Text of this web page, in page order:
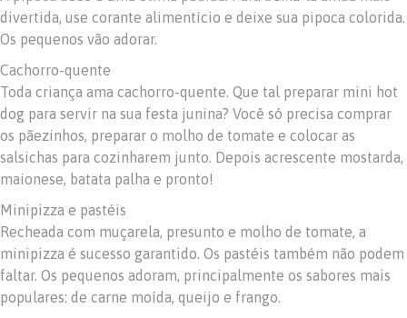
divertida, use corante alimentício e deixe sua pipoca colorida.
Os pequenos vão adorar.
Cachorro-quente
Toda criança ama cachorro-quente. Que tal preparar mini hot
dog para servir na sua festa junina? Você só precisa comprar
os pãezinhos, preparar o molho de tomate e colocar as
salsichas para cozinharem junto. Depois acrescente mostarda,
maionese, batata palha e pronto!
Minipizza e pastéis
Recheada com muçarela, presunto e molho de tomate, a
minipizza é sucesso garantido. Os pastéis também não podem
faltar. Os pequenos adoram, principalmente os sabores mais
populares: de carne moída, queijo e frango.